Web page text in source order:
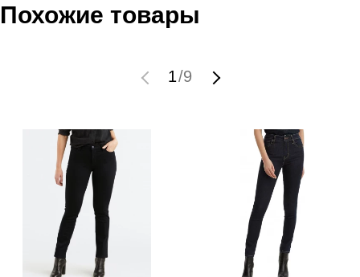
Пол:женский
спортивный стиль
Производитель:Китай
Срок отгрузки:
3-4 рабочих дня
Инструкция по оплате есть в самом конце счета, который
мы не увидим Вашу оплату.
Самовывоз в Москве.
Доставка по России всеми транспортными ТК, а также с
Почтой Росии и СДЭК.
Здесь вы можете более детально ознакомиться с
условиями оплаты
Похожие товары
1/9